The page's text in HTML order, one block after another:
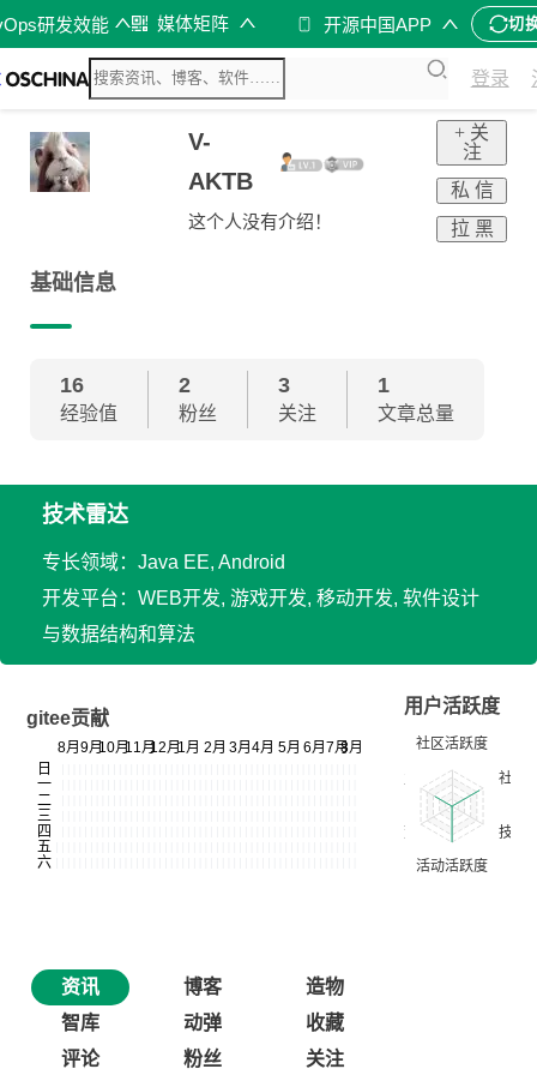
研发效能 媒体矩阵 开源中国APP 切
登录
V-
AKTB
这个人没有介绍！
+ 关
注
私 信
拉 黑
基础信息
16
经验值
2
粉丝
3
关注
1
文章总量
技术雷达
专长领域：Java EE, Android
开发平台：WEB开发, 游戏开发, 移动开发, 软件设计
与数据结构和算法
gitee贡献
用户活跃度
资讯 博客
造物
智库
动弹
收藏
评论
粉丝 关注